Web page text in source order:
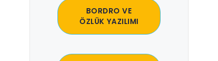
BORDRO VE
ÖZLÜK YAZILIMI